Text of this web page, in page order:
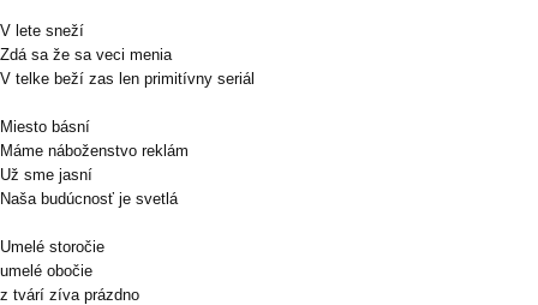
V lete sneží
Zdá sa že sa veci menia
V telke beží zas len primitívny seriál
Miesto básní
Máme náboženstvo reklám
Už sme jasní
Naša budúcnosť je svetlá
Umelé storočie
umelé obočie
z tvárí zíva prázdno